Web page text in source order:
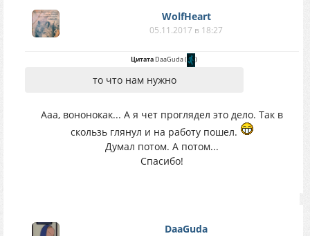
WolfHeart
05.11.2017 в 18:27
ЦитатаDaaGuda( )
то что нам нужно
Ааа, вононокак... А я чет проглядел это дело. Так в
скользь глянул и на работу пошел.
Думал потом. А потом...
Спасибо!
DaaGuda